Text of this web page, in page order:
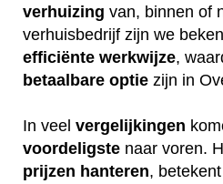
verhuizing van, binnen of
verhuisbedrijf zijn we
efficiënte werkwijze,
betaalbare optie zijn in
In veel vergelijkingen
voordeligste naar voren.
prijzen hanteren,